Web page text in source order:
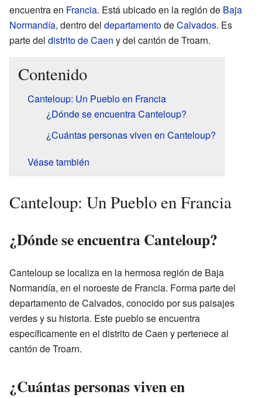
encuentra en Francia. Está ubicado en la región de Baja
Normandía, dentro del departamentodeCalvados. Es
parte del distrito de Caen y del cantón de Troarn.
Contenido
Canteloup: Un Pueblo en Francia
¿Dónde se encuentra Canteloup?
¿Cuántas personas viven en Canteloup?
Véase también
Canteloup: Un Pueblo en Francia
¿Dónde se encuentra Canteloup?
Canteloup se localiza en la hermosa región de Baja
Normandía, en el noroeste de Francia. Forma parte del
departamento de Calvados, conocido por sus paisajes
verdes y su historia. Este pueblo se encuentra
específicamente en el distrito de Caen y pertenece al
cantón de Troarn.
¿Cuántas personas viven en